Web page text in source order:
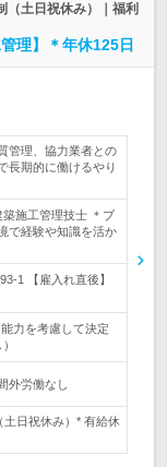
（土日祝休み）｜福利
理】＊年休125日
管理、協力業者との
長期的に働けるやり
施工管理技士 ＊ブ
で経験や知識を活か
1 【雇入れ直後】
力を考慮して決定
外労働なし
日祝休み）* 有給休